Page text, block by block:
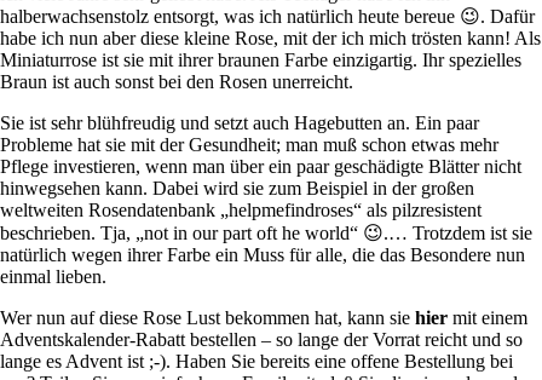
halberwachsenstolz entsorgt, was ich natürlich heute bereue 😉. Dafür
habe ich nun aber diese kleine Rose, mit der ich mich trösten kann! Als
Miniaturrose ist sie mit ihrer braunen Farbe einzigartig. Ihr spezielles
Braun ist auch sonst bei den Rosen unerreicht.
Sie ist sehr blühfreudig und setzt auch Hagebutten an. Ein paar
Probleme hat sie mit der Gesundheit; man muß schon etwas mehr
Pflege investieren, wenn man über ein paar geschädigte Blätter nicht
hinwegsehen kann. Dabei wird sie zum Beispiel in der großen
weltweiten Rosendatenbank „helpmefindroses“ als pilzresistent
beschrieben. Tja, „not in our part oft he world“ 😉.… Trotzdem ist sie
natürlich wegen ihrer Farbe ein Muss für alle, die das Besondere nun
einmal lieben.
Wer nun auf diese Rose Lust bekommen hat, kann sie hier mit einem
Adventskalender-Rabatt bestellen – so lange der Vorrat reicht und so
lange es Advent ist ;-). Haben Sie bereits eine offene Bestellung bei